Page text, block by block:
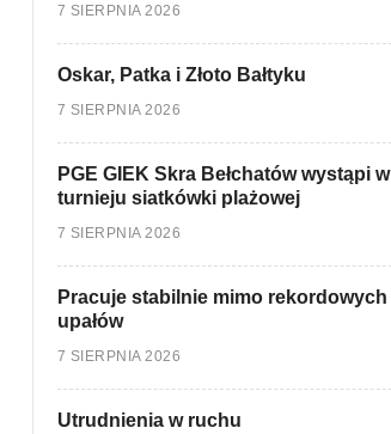
7 SIERPNIA 2026
Oskar, Patka i Złoto Bałtyku
7 SIERPNIA 2026
PGE GIEK Skra Bełchatów wystąpi w
turnieju siatkówki plażowej
7 SIERPNIA 2026
Pracuje stabilnie mimo rekordowych
upałów
7 SIERPNIA 2026
Utrudnienia w ruchu